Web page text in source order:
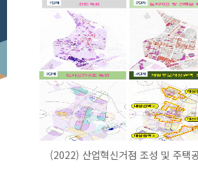
(2022) 산업혁신거점 조성 및 주택